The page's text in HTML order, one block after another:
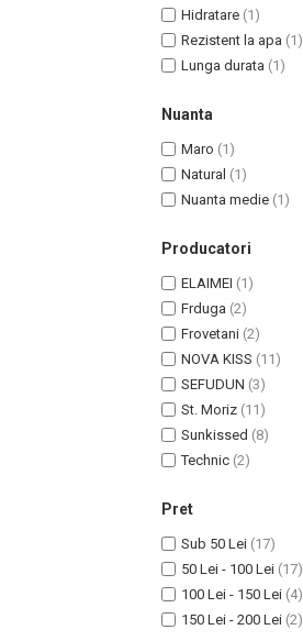
Sampoane Colorante
Hidratare (1)
Rezistent la apa (1)
Lunga durata (1)
Nuanta
Maro (1)
Natural (1)
Nuanta medie (1)
Producatori
ELAIMEI (1)
Frduga (2)
Frovetani (2)
NOVA KISS (11)
SEFUDUN (3)
St. Moriz (11)
Sunkissed (8)
Technic (2)
Pret
Sub 50 Lei (17)
50 Lei - 100 Lei (17)
100 Lei - 150 Lei (4)
150 Lei - 200 Lei (2)